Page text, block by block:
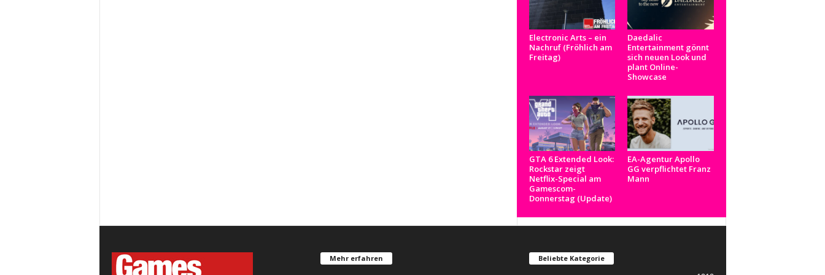
Electronic Arts – ein
Nachruf (Fröhlich am
Freitag)
Daedalic
Entertainment gönnt
sich neuen Look und
plant Online-
Showcase
GTA 6 Extended Look:
Rockstar zeigt
Netflix-Special am
Gamescom-
Donnerstag (Update)
EA-Agentur Apollo
GG verpflichtet Franz
Mann
Mehr erfahren Beliebte Kategorie